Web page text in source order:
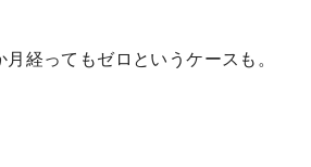
経ってもゼロというケースも。